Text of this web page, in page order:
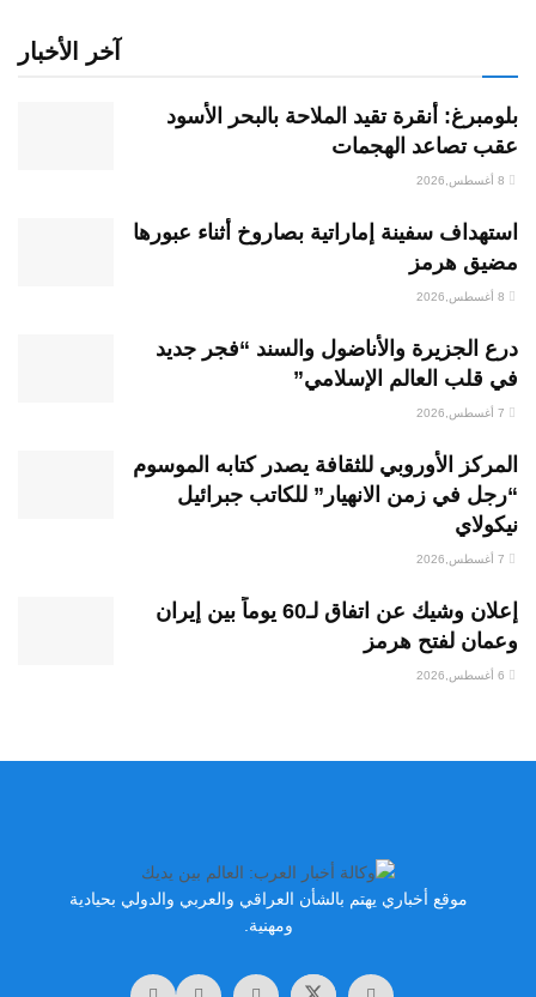
آخر الأخبار
بلومبرغ: أنقرة تقيد الملاحة بالبحر الأسود
عقب تصاعد الهجمات
استهداف سفينة إماراتية بصاروخ أثناء عبورها
مضيق هرمز
درع الجزيرة والأناضول والسند “فجر جديد
في قلب العالم الإسلامي”
المركز الأوروبي للثقافة يصدر كتابه الموسوم
“رجل في زمن الانهيار” للكاتب جبرائيل
نيكولاي
إعلان وشيك عن اتفاق لـ60 يوماً بين إيران
وعمان لفتح هرمز
موقع أخباري يهتم بالشأن العراقي والعربي والدولي بحيادية
ومهنية.